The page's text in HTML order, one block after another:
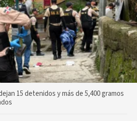
15 detenidos y más de 5,400 gramos